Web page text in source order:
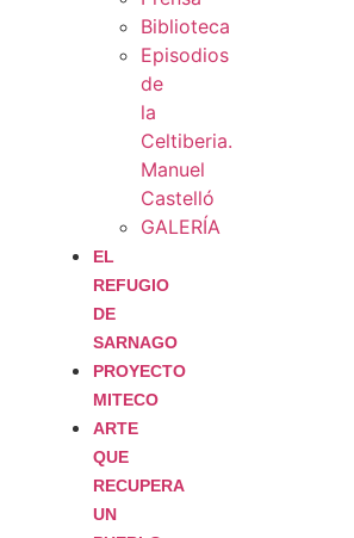
Biblioteca
Episodios
de
la
Celtiberia.
Manuel
Castelló
GALERÍA
EL
REFUGIO
DE
SARNAGO
PROYECTO
MITECO
ARTE
QUE
RECUPERA
UN